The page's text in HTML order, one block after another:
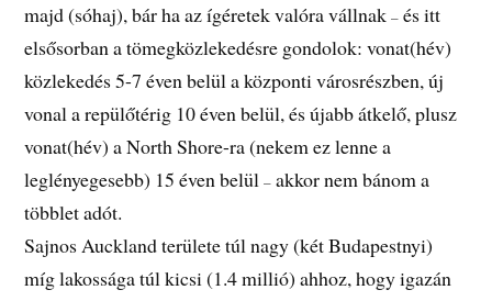
majd (sóhaj), bár ha az ígéretek valóra vállnak– és itt
elsősorban a tömegközlekedésre gondolok: vonat(hév)
közlekedés 5-7 éven belül a központi városrészben, új
vonal a repülőtérig 10 éven belül, és újabb átkelő, plusz
vonat(hév) a North Shore-ra (nekem ez lenne a
leglényegesebb) 15 éven belül– akkor nem bánom a
többlet adót.
Sajnos Auckland területe túl nagy (két Budapestnyi)
míg lakossága túl kicsi (1.4 millió) ahhoz, hogy igazán